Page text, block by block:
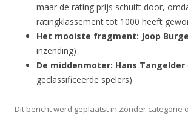
maar de rating prijs schuift door,
ratingklassement tot 1000 heeft
Het mooiste fragment: Joop
inzending)
De middenmoter: Hans Tangelder
geclassificeerde spelers)
Dit bericht werd geplaatst in Zonder categorie